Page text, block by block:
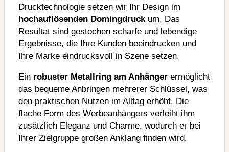
Drucktechnologie setzen wir Ihr Design im
hochauflösenden Domingdruckum. Das
Resultat sind gestochen scharfe und lebendige
Ergebnisse, die Ihre Kunden beeindrucken und
Ihre Marke eindrucksvoll in Szene setzen.
Ein robuster Metallring am Anhänger ermöglicht
das bequeme Anbringen mehrerer Schlüssel, was
den praktischen Nutzen im Alltag erhöht. Die
flache Form des Werbeanhängers verleiht ihm
zusätzlich Eleganz und Charme, wodurch er bei
Ihrer Zielgruppe großen Anklang finden wird.